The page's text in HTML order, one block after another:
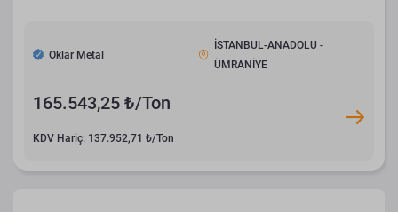
Oklar Metal
İSTANBUL-ANADOLU -
ÜMRANİYE
165.543,25 ₺/Ton
KDV Hariç: 137.952,71 ₺/Ton